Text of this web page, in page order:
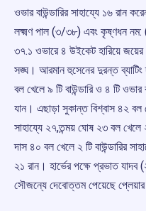
ওভার বাউন্ডারির সাহায্যে ১৬ রান
লক্ষ্মণ পাল (‌৩/‌৩৮) এবং কৃষ্ণধন
৩৭.‌১ ওভারে ৪ উইকেট হারিয়ে
সঙ্ঘ। আরমান হুসেনের দুরন্ত
বল খেলে ৯ টি বাউন্ডারি ও ৪ টি
যান। এছাড়া সুকান্ত বিশ্বাস ৪২ বল
সাহায্যে ২৭,তন্ময় ঘোষ ২৩ বল খেলে
দাস ৪০ বল খেলে ২ টি বাউন্ডারির
২১ রান। হার্ভের পক্ষে প্রভাত
সৌজন্যে দেবোত্তম পেয়েছে